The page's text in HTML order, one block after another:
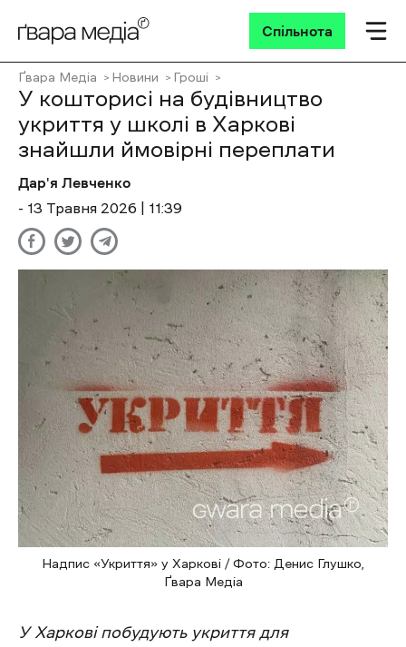
Спільнота
Ґвара Медіа Новини Гроші
У кошторисі на будівництво
укриття у школі в Харкові
знайшли ймовірні переплати
Дар'я Левченко
- 13 Травня 2026 | 11:39
Надпис «Укриття» у Харкові / Фото: Денис Глушко,
Ґвара Медіа
У Харкові побудують укриття для